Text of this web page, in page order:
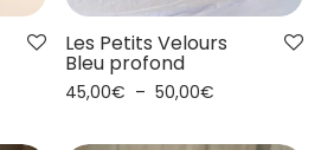
Les Petits Velours
Bleu profond
45,00€ – 50,00€